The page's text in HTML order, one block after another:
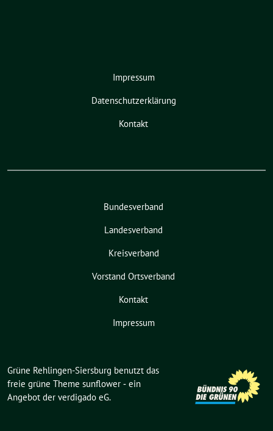
Impressum
Datenschutzerklärung
Kontakt
Bundesverband
Landesverband
Kreisverband
Vorstand Ortsverband
Kontakt
Impressum
Grüne Rehlingen-Siersburg benutzt das
freie grüne Theme sunflower ‐ ein
Angebot der verdigado eG.